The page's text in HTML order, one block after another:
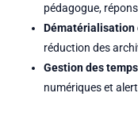
pédagogue,
réduction des
Gestion des
numériques et